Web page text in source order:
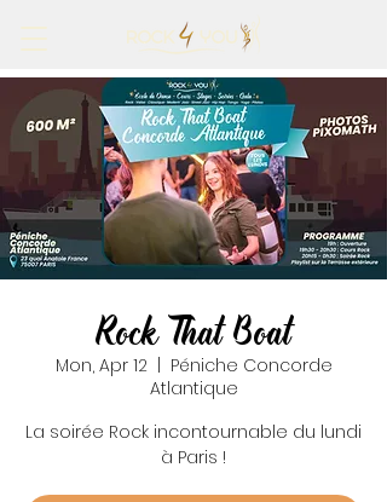
Rock That Boat
Mon, Apr 12
  |
Péniche Concorde
Atlantique
La soirée Rock incontournable du lundi
à Paris !